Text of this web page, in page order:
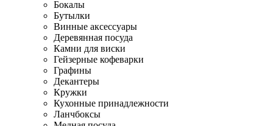
Бокалы
Бутылки
Винные аксессуары
Деревянная посуда
Камни для виски
Гейзерные кофеварки
Графины
Декантеры
Кружки
Кухонные принадлежности
Ланчбоксы